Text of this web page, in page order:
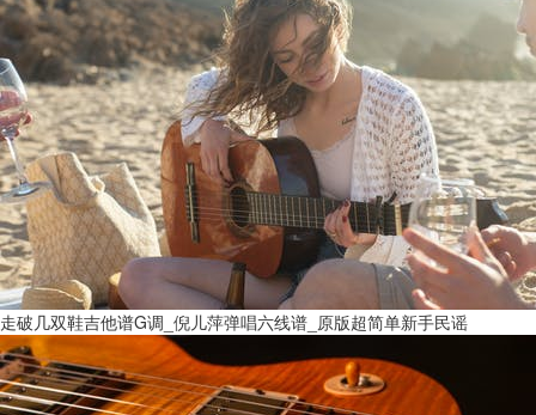
走破几双鞋吉他谱G调_倪儿萍弹唱六线谱_原版超简单新手民谣